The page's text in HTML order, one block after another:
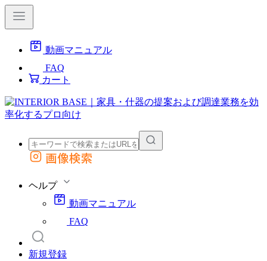
動画マニュアル
FAQ
カート
外部サイトの商品をカートに追加
画像検索
ヘルプ
動画マニュアル
FAQ
新規登録